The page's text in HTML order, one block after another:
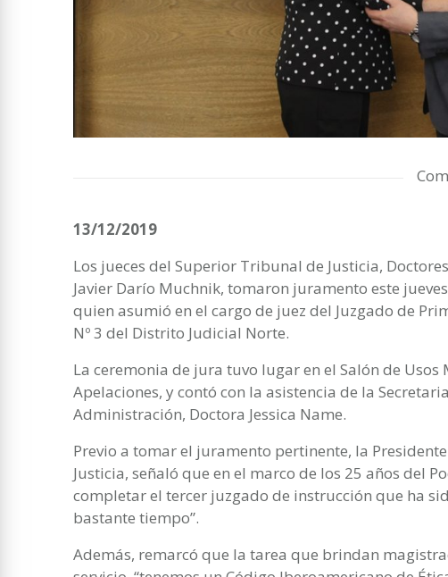
13/12/2019
Los jueces del Superior Tribunal de Justicia,
Javier Darío Muchnik, tomaron juramento este
quien asumió en el cargo de juez del Juzgado de
Nº 3 del Distrito Judicial Norte.
La ceremonia de jura tuvo lugar en el Salón de
Apelaciones, y contó con la asistencia de la
Administración, Doctora Jessica Name.
Previo a tomar el juramento pertinente, la
Justicia, señaló que en el marco de los 25 años del
completar el tercer juzgado de instrucción que ha
bastante tiempo”.
Además, remarcó que la tarea que brindan